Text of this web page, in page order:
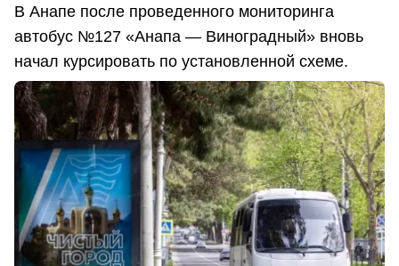
В Анапе после проведенного мониторинга
автобус №127 «Анапа — Виноградный» вновь
начал курсировать по установленной схеме.